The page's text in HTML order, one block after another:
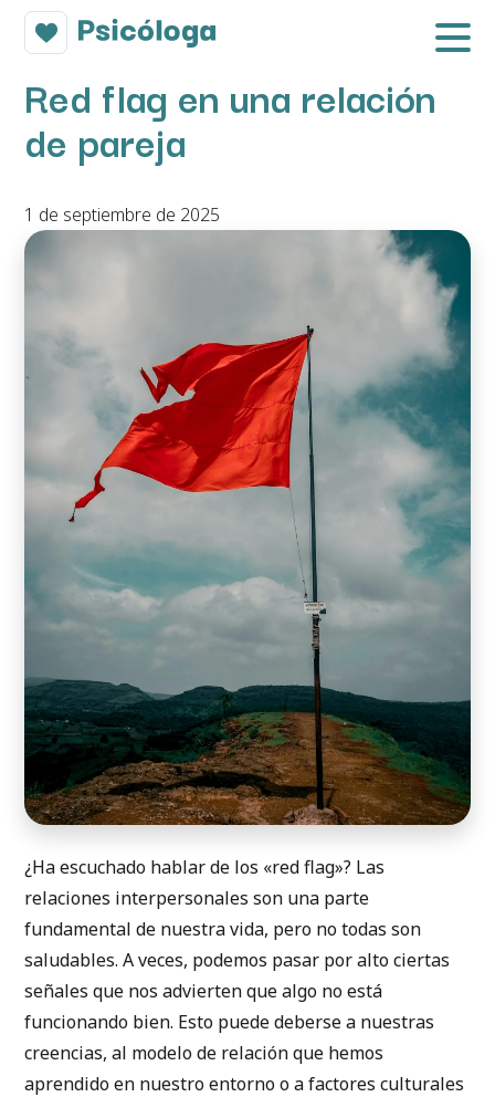
Red flag en una relación
de pareja
1 de septiembre de 2025
¿Ha escuchado hablar de los «red flag»? Las
relaciones interpersonales son una parte
fundamental de nuestra vida, pero no todas son
saludables. A veces, podemos pasar por alto ciertas
señales que nos advierten que algo no está
funcionando bien. Esto puede deberse a nuestras
creencias, al modelo de relación que hemos
aprendido en nuestro entorno o a factores culturales